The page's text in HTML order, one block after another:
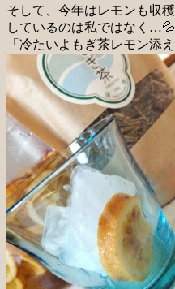
そして、今年はレモンも収
しているのは私ではなく
「冷たいよもぎ茶レモン添